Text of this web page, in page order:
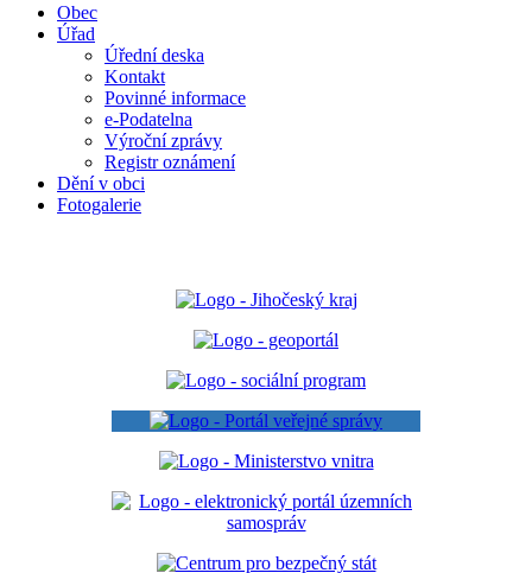
Obec
Úřad
Úřední deska
Kontakt
Povinné informace
e-Podatelna
Výroční zprávy
Registr oznámení
Dění v obci
Fotogalerie